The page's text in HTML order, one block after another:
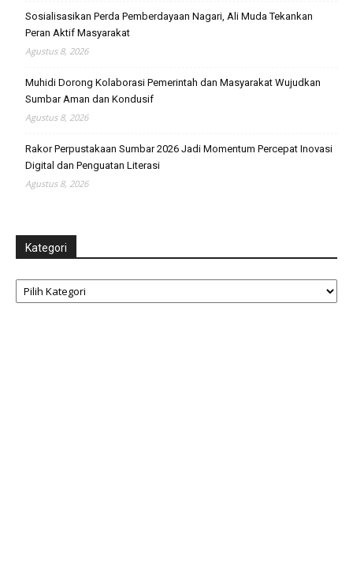
Sosialisasikan Perda Pemberdayaan Nagari, Ali Muda Tekankan
Peran Aktif Masyarakat
Agustus 8, 2026
Muhidi Dorong Kolaborasi Pemerintah dan Masyarakat Wujudkan
Sumbar Aman dan Kondusif
Agustus 8, 2026
Rakor Perpustakaan Sumbar 2026 Jadi Momentum Percepat Inovasi
Digital dan Penguatan Literasi
Agustus 8, 2026
Kategori
Kategori